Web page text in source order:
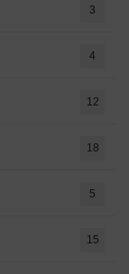
3
4
12
18
5
15